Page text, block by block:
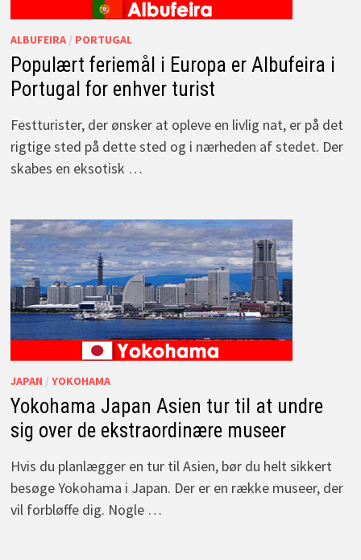
ALBUFEIRA/ PORTUGAL
Populært feriemål i Europa er Albufeira i
Portugal for enhver turist
Festturister, der ønsker at opleve en livlig nat, er på det
rigtige sted på dette sted og i nærheden af stedet. Der
skabes en eksotisk …
JAPAN / YOKOHAMA
Yokohama Japan Asien tur til at undre
sig over de ekstraordinære museer
Hvis du planlægger en tur til Asien, bør du helt sikkert
besøge Yokohama i Japan. Der er en række museer, der
vil forbløffe dig. Nogle …